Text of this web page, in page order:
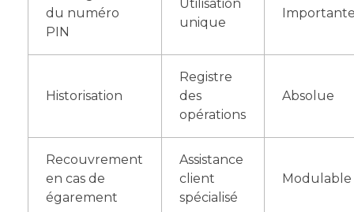
du numéro
PIN
Utilisation
unique
Historisation
Registre
des
opérations
Absolue
Recouvrement
en cas de
égarement
Assistance
client
spécialisé
Modulable